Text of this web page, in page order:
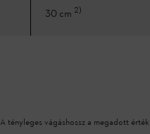
30 cm 2)
A tényleges vágáshossz a megadott